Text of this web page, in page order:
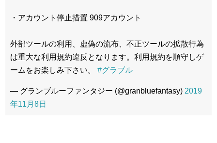
・アカウント停止措置 909アカウント
外部ツールの利用、虚偽の流布、不正ツールの拡散行為
は重大な利用規約違反となります。利用規約を順守しゲ
ームをお楽しみ下さい。 #グラブル
— グランブルーファンタジー (@granbluefantasy) 2019
年11月8日